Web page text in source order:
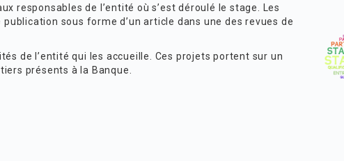
responsables de l’entité où s’est déroulé le stage. Les
sous forme d’un article dans une des revues de
de l’entité qui les accueille. Ces projets portent sur un
présents à la Banque.